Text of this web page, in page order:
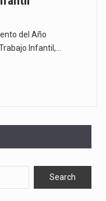
del Año
Infantil,…